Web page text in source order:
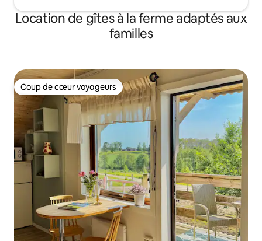
Location de gîtes à la ferme adaptés aux
familles
Coup de cœur voyageurs
Coup de cœur voyageurs